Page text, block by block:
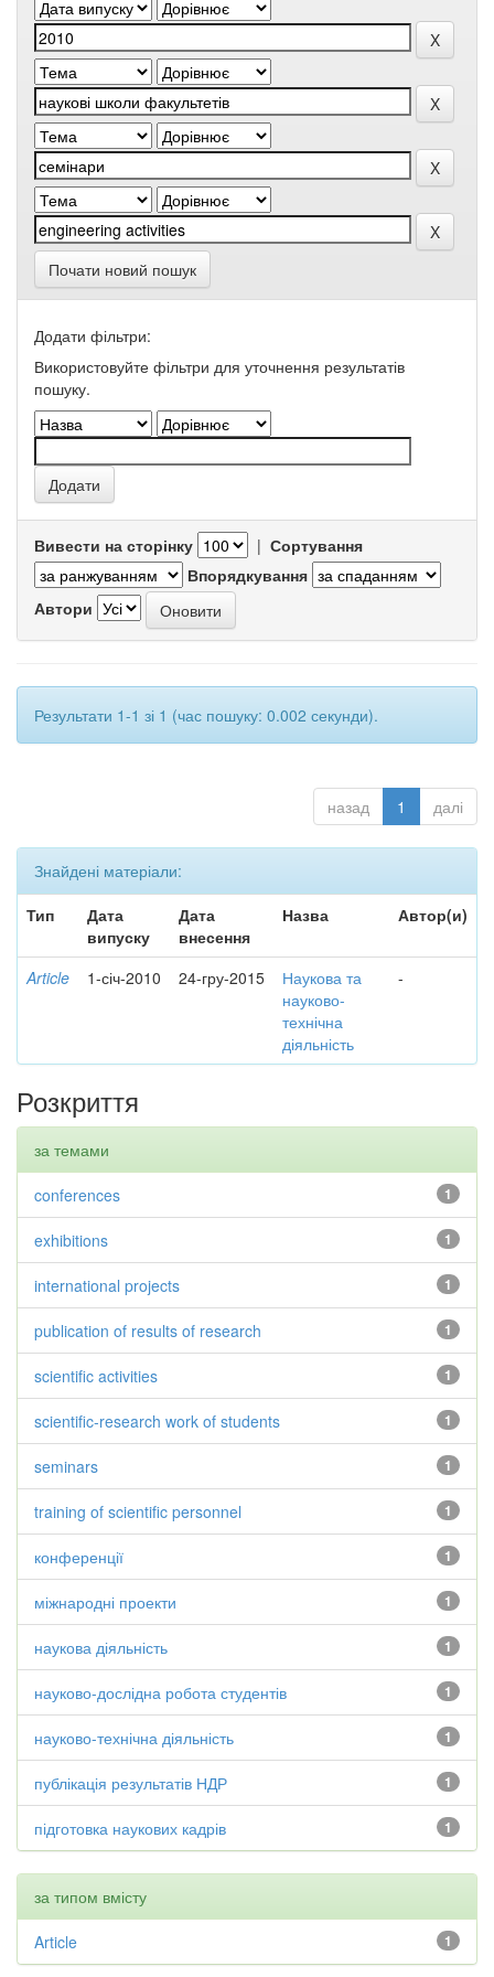
Почати новий пошук
Додати фільтри:
Використовуйте фільтри для уточнення результатів
пошуку.
Вивести на сторінку | Сортування
Впорядкування
Автори
Результати 1-1 зі 1 (час пошуку: 0.002 секунди).
назад 1 далі
Знайдені матеріали:
Тип
Дата
випуску
Дата
внесення
Назва Автор(и)
Article 1-січ-2010 24-гру-2015
Наукова та
науково-
технічна
діяльність
-
Розкриття
за темами
1
conferences
1
exhibitions
1
international projects
1
publication of results of research
1
scientific activities
1
scientific-research work of students
1
seminars
1
training of scientific personnel
1
конференції
1
міжнародні проекти
1
наукова діяльність
1
науково-дослідна робота студентів
1
науково-технічна діяльність
1
публікація результатів НДР
1
підготовка наукових кадрів
за типом вмісту
1
Article